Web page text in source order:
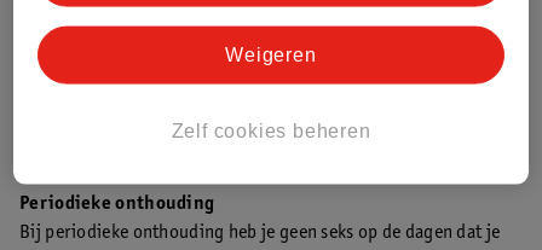
zaaddodende gel op smeren en het kapje vervolgens in je vagina
doen. Dat kan vlak voordat je seks hebt of maximaal twee uur
van tevoren. Maar het is moeilijk om het pessarium precies goed
Periodieke onthouding
Bij periodieke onthouding heb je geen seks op de dagen dat je
Zelf cookies beheren
Weigeren